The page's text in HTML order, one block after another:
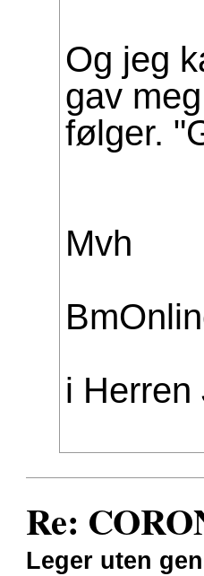
Og jeg
gav
følger.
Mvh
i Herren
Re:
Leger uten